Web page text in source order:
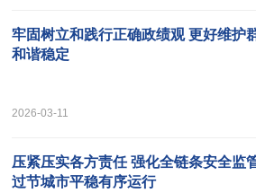
牢固树立和践行正确政绩观 更好维护
和谐稳定
2026-03-11
压紧压实各方责任 强化全链条安全监
过节城市平稳有序运行